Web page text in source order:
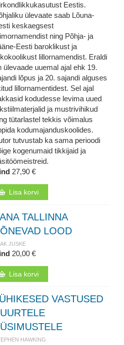
Eestis.
ülevaate saab Lõuna-
keskaegsest
ning Põhja- ja
Eesti baroklikust ja
lillornamendist. Eraldi
ülevaade uuemal ajal ehk 19.
lõpus ja 20. sajandi alguses
lillornamentidest. Sel ajal
kodudesse levima uued
ja mustrivihikud
tütarlastel tekkis võimalus
kodumajanduskoolides.
tutvustab ka sama perioodi
kogenumaid tikkijaid ja
27,90 €
Lisa korvi
TALLINNA
LOOD
JUSKE
20,00 €
Lisa korvi
VASTUSED
HAWKING